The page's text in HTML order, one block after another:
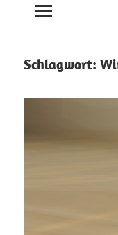
Schlagwort: